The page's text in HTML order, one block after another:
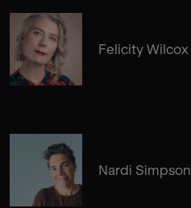
Felicity Wilcox
Nardi Simpson